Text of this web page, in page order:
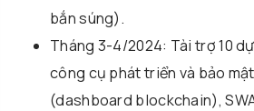
bắn súng).
Tháng 3-4/2024: Tài trợ 10
công cụ phát triển và bảo
(dashboard blockchain),